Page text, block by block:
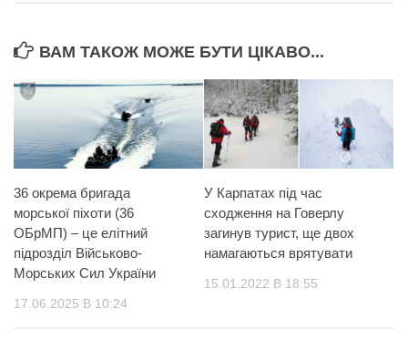
ВАМ ТАКОЖ МОЖЕ БУТИ ЦІКАВО...
36 окрема бригада
морської піхоти (36
ОБрМП) – це елітний
підрозділ Військово-
Морських Сил України
17.06.2025 В 10:24
У Карпатах під час
сходження на Говерлу
загинув турист, ще двох
намагаються врятувати
15.01.2022 В 18:55